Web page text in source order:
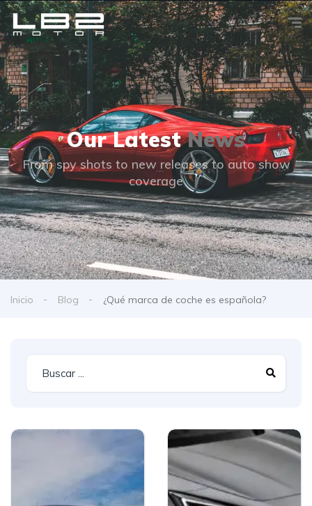
Our LatestNews
From spy shots to new releases to auto show
coverage
Inicio Blog ¿Qué marca de coche es española?